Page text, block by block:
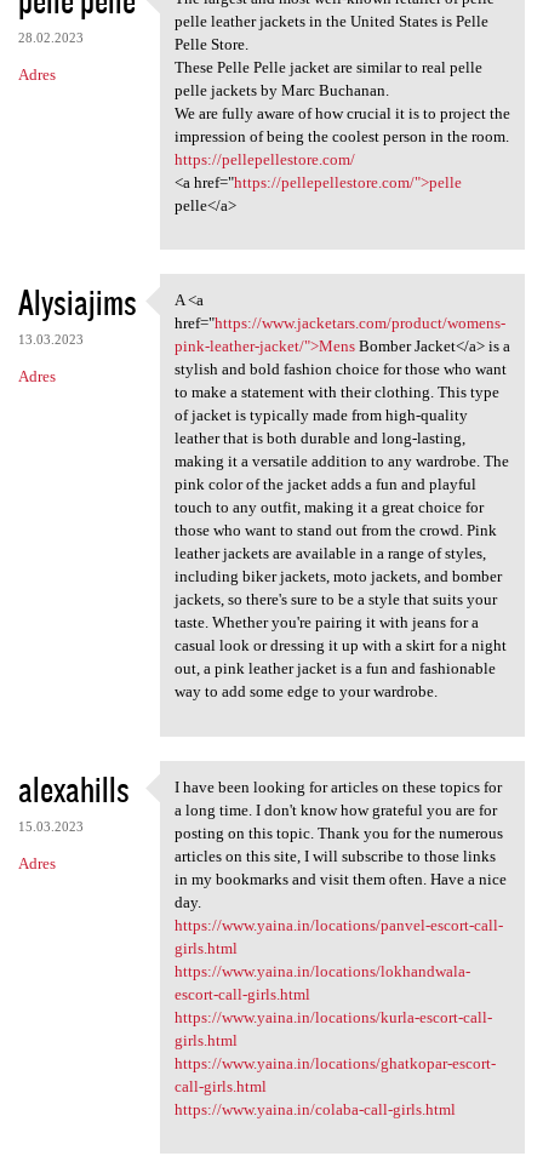
28.02.2023
Adres
The largest and most well
pelle leather jackets in the United States is Pelle
Pelle Store.
These Pelle Pelle jacket are similar to real pelle
pelle jackets by Marc Buchanan.
We are fully aware of how crucial it is to project the
impression of being the coolest person in the room.
https://pellepellestore.com/
<a href="https://pellepellestore.com/">pelle
pelle</a>
Alysiajims
13.03.2023
Adres
A <a href="https://www
A <a
href="https://www.jacketars.com/product/womens-
pink-leather-jacket/">MensBomber Jacket</a> is a
stylish and bold fashion choice for those who want
to make a statement with their clothing. This type
of jacket is typically made from high-quality
leather that is both durable and long-lasting,
making it a versatile addition to any wardrobe. The
pink color of the jacket adds a fun and playful
touch to any outfit, making it a great choice for
those who want to stand out from the crowd. Pink
leather jackets are available in a range of styles,
including biker jackets, moto jackets, and bomber
jackets, so there's sure to be a style that suits your
taste. Whether you're pairing it with jeans for a
casual look or dressing it up with a skirt for a night
out, a pink leather jacket is a fun and fashionable
way to add some edge to your wardrobe.
alexahills
15.03.2023
Adres
I have been looking for
I have been looking for articles on these topics for
a long time. I don't know how grateful you are for
posting on this topic. Thank you for the numerous
articles on this site, I will subscribe to those links
in my bookmarks and visit them often. Have a nice
day.
https://www.yaina.in/locations/panvel-escort-call-
girls.html
https://www.yaina.in/locations/lokhandwala-
escort-call-girls.html
https://www.yaina.in/locations/kurla-escort-call-
girls.html
https://www.yaina.in/locations/ghatkopar-escort-
call-girls.html
https://www.yaina.in/colaba-call-girls.html